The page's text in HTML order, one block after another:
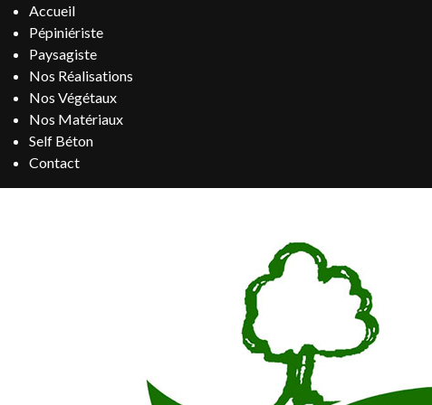
Accueil
Pépiniériste
Paysagiste
Nos Réalisations
Nos Végétaux
Nos Matériaux
Self Béton
Contact